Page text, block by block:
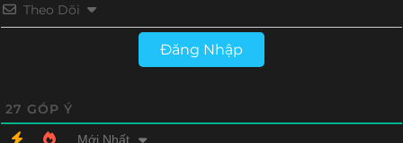
Theo Dõi
Đăng Nhập
27 GÓP Ý
Mới Nhất